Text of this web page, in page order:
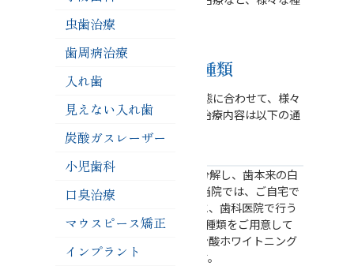
虫歯治療
歯周病治療
入れ歯
見えない入れ歯
炭酸ガスレーザー
小児歯科
口臭治療
マウスピース矯正
インプラント
類があります。
当院の審美治療種類
当院では、患者様のご要望やお口の状態に合わせて、様々
な審美治療をご提供しています。主な治療内容は以下の通
ホワイトニング
歯の表面に付着した色素を分解し、歯本来の白
さを取り戻す治療法です。 当院では、ご自宅で
行うホームホワイトニングと、歯科医院で行う
オフィスホワイトニングの2種類をご用意して
います。当院では、ポリリン酸ホワイトニング
も利用可能となっております。